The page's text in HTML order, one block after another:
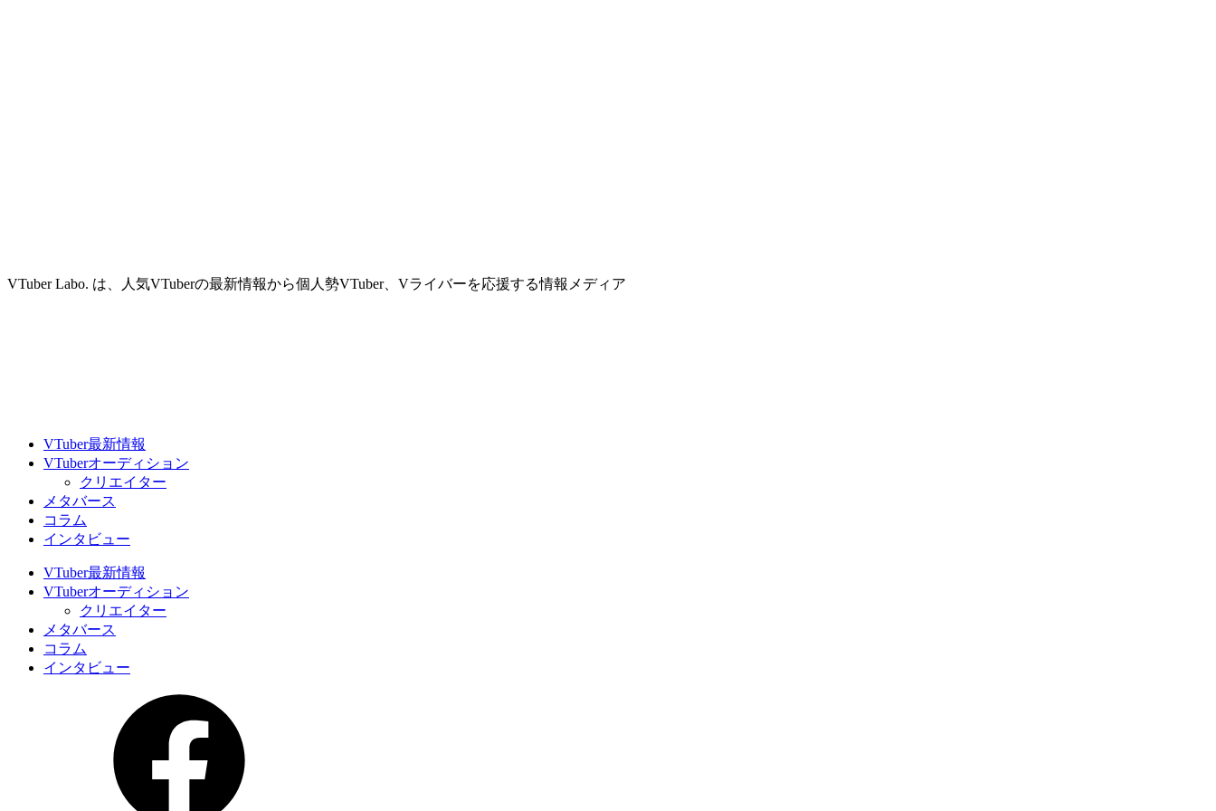
VTuber Labo. は、人気VTuberの最新情報から個人勢VTuber、Vライバーを応援する情報メディア
VTuber最新情報
VTuberオーディション
クリエイター
メタバース
コラム
インタビュー
VTuber最新情報
VTuberオーディション
クリエイター
メタバース
コラム
インタビュー